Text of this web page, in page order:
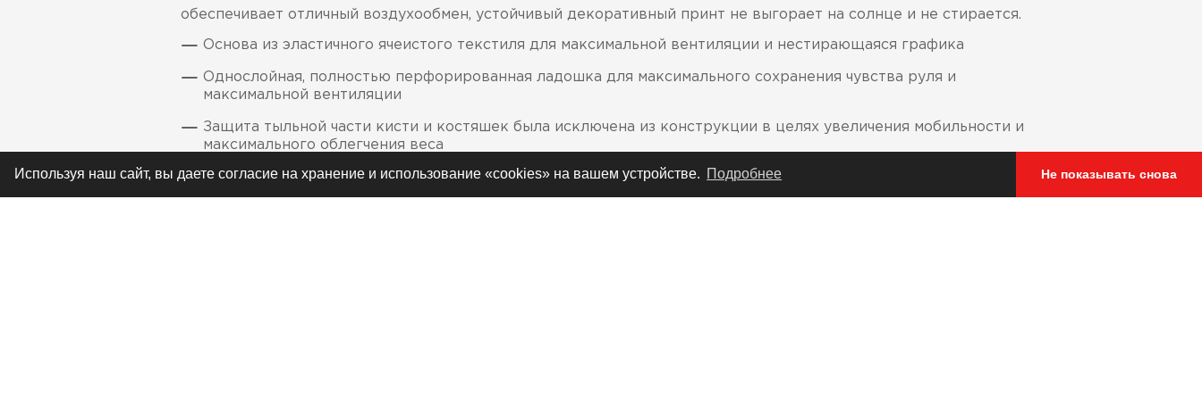
Используя наш сайт, вы даете согласие на хранение и использование «cookies» на вашем устройстве. Подробнее Не показывать снова
обеспечивает отличный воздухообмен, устойчивый декоративный принт не выгорает на солнце и не стирается.
Основа из эластичного ячеистого текстиля для максимальной вентиляции и нестирающаяся графика
Однослойная, полностью перфорированная ладошка для максимального сохранения чувства руля и
максимальной вентиляции
Защита тыльной части кисти и костяшек была исключена из конструкции в целях увеличения мобильности и
максимального облегчения веса
Усиленная накладка на большом пальце для дополнительной защиты от истирания